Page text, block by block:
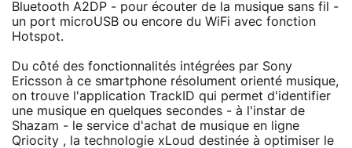
Bluetooth A2DP - pour écouter de la musique sans fil -
un port microUSB ou encore du WiFi avec fonction
Hotspot.
Du côté des fonctionnalités intégrées par Sony
Ericsson à ce smartphone résolument orienté musique,
on trouve l'application TrackID qui permet d'identifier
une musique en quelques secondes - à l'instar de
Shazam - le service d'achat de musique en ligne
Qriocity , la technologie xLoud destinée à optimiser le